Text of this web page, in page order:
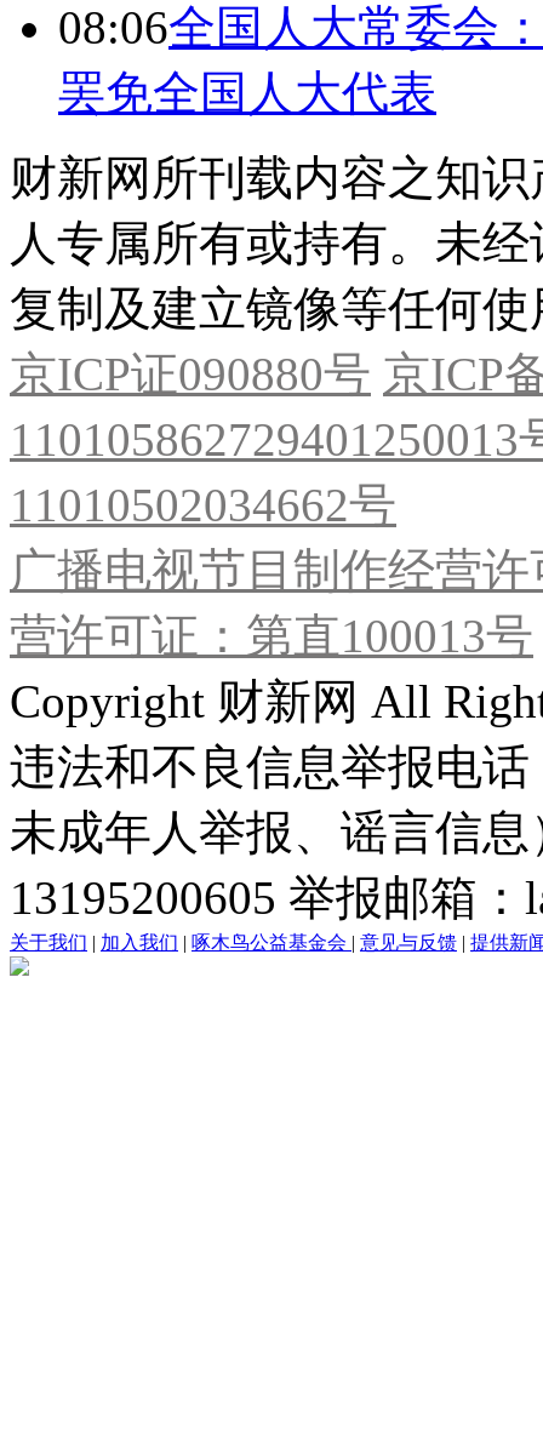
08:06全国人大常委会
罢免全国人大代表
财新网所刊载内容之知
人专属所有或持有。未
复制及建立镜像等任何使
京ICP证090880号 京ICP
11010502034662号
广播电视节目制作经营
营许可证：第直100013号
Copyright 财新网 All
违法和不良信息举报电
未成年人举报、谣言信
13195200605 举报邮箱
关于我们 | 加入我们 | 啄木鸟公益基金会 | 意见与反馈 | 提供新